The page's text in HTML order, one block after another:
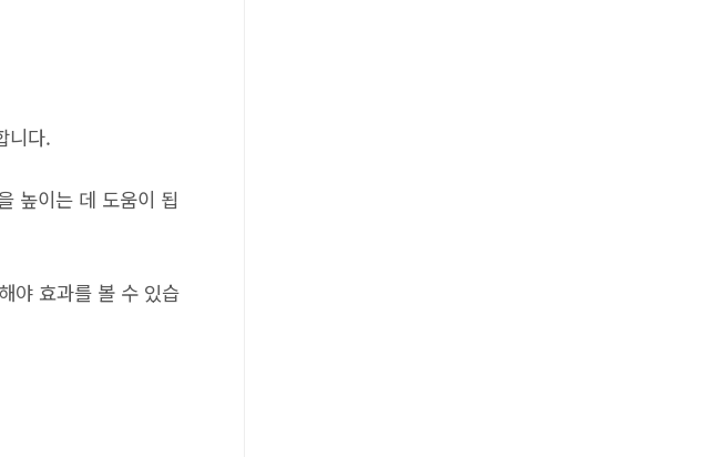
니다.
높이는 데 도움이 됩
야 효과를 볼 수 있습